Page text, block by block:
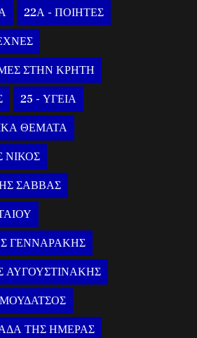
22Α - ΠΟΙΗΤΕΣ
ΣΤΗΝ ΚΡΗΤΗ
25 - ΥΓΕΙΑ
ΘΕΜΑΤΑ
ΝΙΚΟΣ
ΣΑΒΒΑΣ
ΓΕΝΝΑΡΑΚΗΣ
ΑΥΓΟΥΣΤΙΝΑΚΗΣ
ΤΗΣ ΗΜΕΡΑΣ